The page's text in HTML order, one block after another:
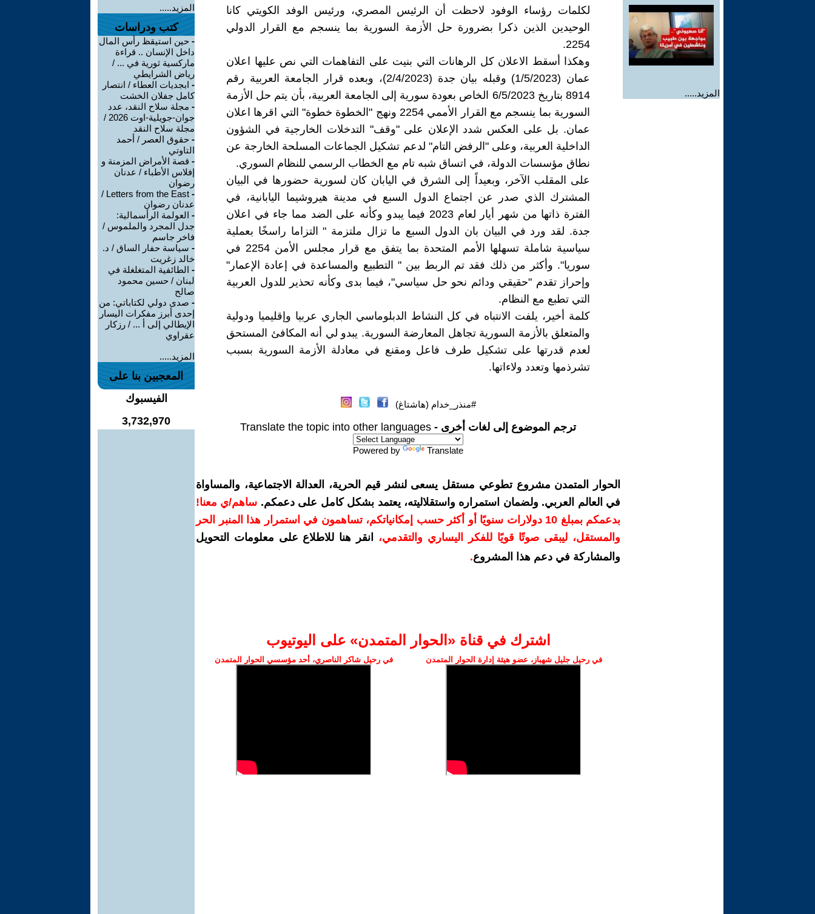
المزيد.....
لكلمات رؤساء الوفود لاحظت أن الرئيس المصري، ورئيس الوفد الكويتي كانا
الوحيدين الذين ذكرا بضرورة حل الأزمة السورية بما ينسجم مع القرار الدولي
2254.
وهكذا أسقط الاعلان كل الرهانات التي بنيت على التفاهمات التي نص عليها اعلان
عمان (1/5/2023) وقبله بيان جدة (2/4/2023)، وبعده قرار الجامعة العربية رقم
8914 بتاريخ 6/5/2023 الخاص بعودة سورية إلى الجامعة العربية، بأن يتم حل الأزمة
السورية بما ينسجم مع القرار الأممي 2254 ونهج "الخطوة خطوة" التي اقرها اعلان
عمان. بل على العكس شدد الإعلان على "وقف" التدخلات الخارجية في الشؤون
الداخلية العربية، وعلى "الرفض التام" لدعم تشكيل الجماعات المسلحة الخارجة عن
نطاق مؤسسات الدولة، في اتساق شبه تام مع الخطاب الرسمي للنظام السوري.
على المقلب الآخر، وبعيداً إلى الشرق في اليابان كان لسورية حضورها في البيان
المشترك الذي صدر عن اجتماع الدول السبع في مدينة هيروشيما اليابانية، في
الفترة ذاتها من شهر أيار لعام 2023 فيما يبدو وكأنه على الضد مما جاء في اعلان
جدة. لقد ورد في البيان بان الدول السبع ما تزال ملتزمة " التزاما راسخًا بعملية
سياسية شاملة تسهلها الأمم المتحدة بما يتفق مع قرار مجلس الأمن 2254 في
سوريا". وأكثر من ذلك فقد تم الربط بين " التطبيع والمساعدة في إعادة الإعمار"
وإحراز تقدم "حقيقي ودائم نحو حل سياسي"، فيما بدى وكأنه تحذير للدول العربية
التي تطبع مع النظام.
كلمة أخير، يلفت الانتباه في كل النشاط الدبلوماسي الجاري عربيا وإقليميا ودولية
والمتعلق بالأزمة السورية تجاهل المعارضة السورية. يبدو لي أنه المكافئ المستحق
لعدم قدرتها على تشكيل طرف فاعل ومقنع في معادلة الأزمة السورية بسبب
تشرذمها وتعدد ولاءاتها.
#منذر_خدام (هاشتاغ)
ترجم الموضوع إلى لغات أخرى - Translate the topic into other languages
Powered by Translate
الحوار المتمدن مشروع تطوعي مستقل يسعى لنشر قيم الحرية، العدالة الاجتماعية، والمساواة
في العالم العربي. ولضمان استمراره واستقلاليته، يعتمد بشكل كامل على دعمكم. ساهم/ي معنا!
بدعمكم بمبلغ 10 دولارات سنويًا أو أكثر حسب إمكانياتكم، تساهمون في استمرار هذا المنبر الحر
والمستقل، ليبقى صوتًا قويًا للفكر اليساري والتقدمي،
انقر هنا للاطلاع على معلومات التحويل
والمشاركة في دعم هذا المشروع.
اشترك في قناة ‫«الحوار المتمدن» على اليوتيوب
في رحيل جليل شهباز، عضو هيئة إدارة الحوار المتمدن في رحيل شاكر الناصري، أحد مؤسسي الحوار المتمدن
المزيد.....
كتب ودراسات
- حين استيقظ رأس المال
داخل الإنسان .. قراءة
ماركسية ثورية في ... /
رياض الشرايطي
- ابجديات العطاء / انتصار
كامل جفلان الخشت
- مجلة سلاح النقد، عدد
جوان-جويلية-اوت 2026 /
مجلة سلاح النقد
- حقوق العصر / أحمد
التاوتي
- قصة الأمراض المزمنة و
إفلاس الأطباء / عدنان
رضوان
-
Letters from the East /
عدنان رضوان
- العولمة الرأسمالية:
جدل المجرد والملموس /
فاخر جاسم
- سياسة حفار الساق / د.
خالد زغريت
- الطائفية المتغلغلة في
لبنان / حسين محمود
صالح
- صدى دولي لكتاباتي: من
إحدى أبرز مفكرات اليسار
الإيطالي إلى أ ... / رزكار
عقراوي
المزيد.....
المعجبين بنا على
الفيسبوك
3,732,970